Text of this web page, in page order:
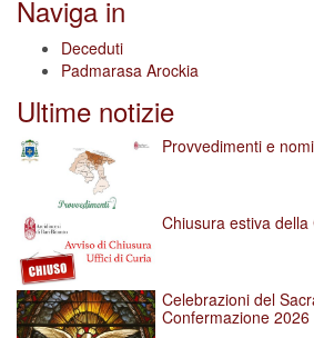
Naviga in
Deceduti
Padmarasa Arockia
Ultime notizie
Provvedimenti e
Chiusura estiva della
Celebrazioni del
Confermazione 2026